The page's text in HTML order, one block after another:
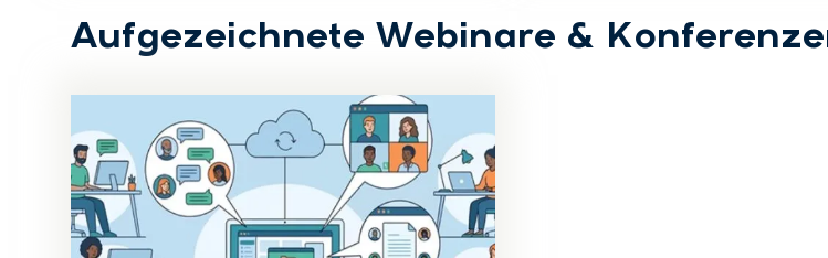
Aufgezeichnete Webinare &